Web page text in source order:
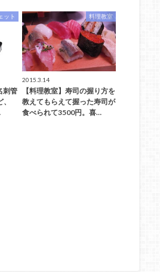
ット
刺管
料理教室
2015.3.14
【料理教室】寿司の握り方を
教えてもらえて握った寿司が
食べられて3500円。喜…